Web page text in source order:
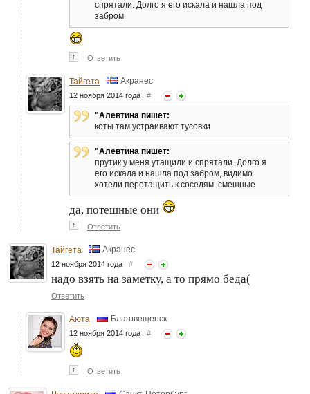
спрятали. Долго я его искала и нашла под
забром
↑ Ответить
Тайгета Акранес
12 ноября 2014 года #
"Алевтина пишет:
коты там устраивают тусовки
"Алевтина пишет:
прутик у меня утащили и спрятали. Долго я
его искала и нашла под забром, видимо
хотели перетащить к соседям. смешные
да, потешные они
↑ Ответить
Тайгета Акранес
12 ноября 2014 года #
надо взять на заметку, а то прямо беда(
Ответить
Аюта Благовещенск
12 ноября 2014 года #
↑ Ответить